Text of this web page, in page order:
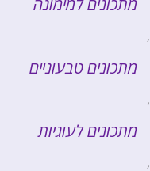
מתכונים למימונה
,
מתכונים טבעוניים
,
מתכונים לעוגיות
,